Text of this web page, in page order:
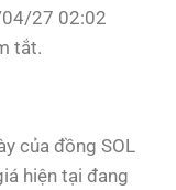
27 02:02
tắt.
của đồng SOL
hiện tại đang